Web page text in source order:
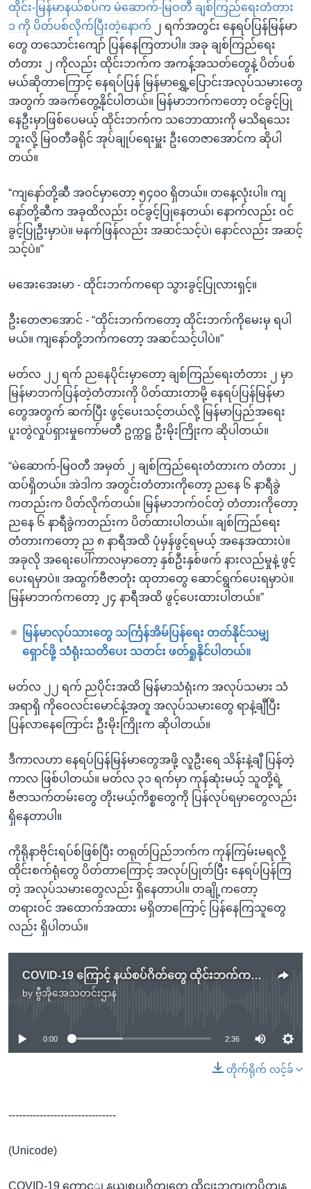
ထိုင်း-မြန်မာနယ်စပ်က မဲဆောက်-မြဝတီ ချစ်ကြည်ရေးတံတား
၁ ကို ပိတ်ပစ်လိုက်ပြီးတဲ့နောက် ၂ ရက်အတွင်း နေရပ်ပြန်မြန်မာ
တွေ တသောင်းကျော် ပြန်နေကြတာပါ။ အခု ချစ်ကြည်ရေး
တံတား ၂ ကိုလည်း ထိုင်းဘက်က အကန့်အသတ်တွေနဲ့ ပိတ်ပစ်
မယ်ဆိုတာကြောင့် နေရပ်ပြန် မြန်မာရွှေ့ပြောင်းအလုပ်သမားတွေ
အတွက် အခက်တွေ့နိုင်ပါတယ်။ မြန်မာဘက်ကတော့ ဝင်ခွင့်ပြု
နေဦးမှာဖြစ်ပေမယ့် ထိုင်းဘက်က သဘောထားကို မသိရသေး
ဘူးလို့ မြဝတီခရိုင် အုပ်ချုပ်ရေးမှူး ဦးတေဇာအောင်က ဆိုပါ
တယ်။
“ကျနော်တို့ဆီ အဝင်မှာတော့ ၅၄၀၀ ရှိတယ်။ တနေ့လုံးပါ။ ကျ
နော်တို့ဆီက အခုထိလည်း ဝင်ခွင့်ပြုနေတယ်၊ နောက်လည်း ဝင်
ခွင့်ပြုဦးမှာပဲ။ မနက်ဖြန်လည်း အဆင်သင့်ပဲ၊ နောင်လည်း အဆင့်
သင့်ပဲ။”
မအေးအေးမာ - ထိုင်းဘက်ကရော သွားခွင့်ပြုလားရှင့်။
ဦးတေဇာအောင် - “ထိုင်းဘက်ကတော့ ထိုင်းဘက်ကိုမေးမှ ရပါ
မယ်။ ကျနော်တို့ဘက်ကတော့ အဆင်သင့်ပါပဲ။”
မတ်လ ၂၂ ရက် ညနေပိုင်းမှာတော့ ချစ်ကြည်ရေးတံတား ၂ မှာ
မြန်မာဘက်ပြန်တဲ့တံတားကို ပိတ်ထားတာမို့ နေရပ်ပြန်မြန်မာ
တွေအတွက် ဆက်ပြီး ဖွင့်ပေးသင့်တယ်လို့ မြန်မာပြည်အရေး
ပူးတွဲလှုပ်ရှားမှုကော်မတီ ဥက္ကဋ္ဌ ဦးမိုးကြိုးက ဆိုပါတယ်။
“မဲဆောက်-မြဝတီ အမှတ် ၂ ချစ်ကြည်ရေးတံတားက တံတား ၂
ထပ်ရှိတယ်။ အဲဒါက အတွင်းတံတားကိုတော့ ညနေ ၆ နာရီခွဲ
ကတည်းက ပိတ်လိုက်တယ်။ မြန်မာဘက်ဝင်တဲ့ တံတားကိုတော့
ညနေ ၆ နာရီခွဲကတည်းက ပိတ်ထားပါတယ်။ ချစ်ကြည်ရေး
တံတားကတော့ ည ၈ နာရီအထိ ပုံမှန်ဖွင့်ရမယ့် အနေအထားပဲ။
အခုလို အရေးပေါ်ကာလမှာတော့ နှစ်ဦးနှစ်ဖက် နားလည်မှုနဲ့ ဖွင့်
ပေးရမှာပဲ။ အထွက်ဗီဇာတုံး ထုတာတွေ ဆောင်ရွက်ပေးရမှာပဲ။
မြန်မာဘက်ကတော့ ၂၄ နာရီအထိ ဖွင့်ပေးထားပါတယ်။”
မြန်မာလုပ်သားတွေ သင်္ကြန်အိမ်ပြန်ရေး တတ်နိုင်သမျှ
ရှောင်ဖို့ သံရုံးသတိပေး သတင်း ဖတ်ရှုနိုင်ပါတယ်။
မတ်လ ၂၂ ရက် ညပိုင်းအထိ မြန်မာသံရုံးက အလုပ်သမား သံ
အရာရှိ ကိုဝေလင်းမောင်နဲ့အတူ အလုပ်သမားတွေ ရာနဲ့ချီပြီး
ပြန်လာနေကြောင်း ဦးမိုးကြိုးက ဆိုပါတယ်။
ဒီကာလဟာ နေရပ်ပြန်မြန်မာတွေအဖို့ လူဦးရေ သိန်းနဲ့ချီ ပြန်တဲ့
ကာလ ဖြစ်ပါတယ်။ မတ်လ ၃၁ ရက်မှာ ကုန်ဆုံးမယ့် သူတို့ရဲ့
ဗီဇာသက်တမ်းတွေ တိုးမယ့်ကိစ္စတွေကို ပြန်လုပ်ရမှာတွေလည်း
ရှိနေတာပါ။
ကိုရိုနာဗိုင်းရပ်စ်ဖြစ်ပြီး တရုတ်ပြည်ဘက်က ကုန်ကြမ်းမရလို့
ထိုင်းစက်ရုံတွေ ပိတ်တာကြောင့် အလုပ်ပြုတ်ပြီး နေရပ်ပြန်ကြ
တဲ့ အလုပ်သမားတွေလည်း ရှိနေတာပါ။ တချို့ကတော့
တရားဝင် အထောက်အထား မရှိတာကြောင့် ပြန်နေကြသူတွေ
လည်း ရှိပါတယ်။
COVID-19 ကြောင့် နယ်စပ်ဂိတ်တွေ ထိုင်းဘက်ကပိတ်နေတဲ့ နောက်ဆုံးအခြေအနေ
by ဗွီအိုအေသတင်းဌာန
No media source currently available
0:00 2:36
တိုက်ရိုက် လင့်ခ်
-------------------------------
(Unicode)
COVID-19 ကွောင့ျ နယျစပျဂိတျတှေ ထိုငျးဘကျကပိတျန